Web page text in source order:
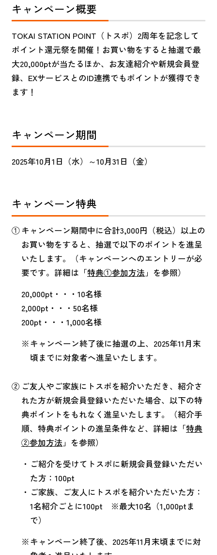
お知らせ一覧
個人情報のお取り扱いについて
お問い合わせ
キャンペーン概要
TOKAI STATION POINT（トスポ）2周年を記念して
ポイント還元祭を開催！お買い物をすると抽選で最
大20,000ptが当たるほか、お友達紹介や新規会員登
録、EXサービスとのID連携でもポイントが獲得でき
ます！
キャンペーン期間
2025年10月1日（水）～10月31日（金）
キャンペーン特典
キャンペーン期間中に合計3,000円（税込）以上の
お買い物をすると、抽選で以下のポイントを進呈
いたします。（キャンペーンへのエントリーが必
要です。詳細は「特典①参加方法 」を参照）
20,000pt・・・10名様
2,000pt・・・50名様
200pt・・・1,000名様
キャンペーン終了後に抽選の上、2025年11月末
頃までに対象者へ進呈いたします。
ご友人やご家族にトスポを紹介いただき、紹介さ
れた方が新規会員登録いただいた場合、以下の特
典ポイントをもれなく進呈いたします。（紹介手
順、特典ポイントの進呈条件など、詳細は「特典
②参加方法 」を参照）
ご紹介を受けてトスポに新規会員登録いただい
た方：100pt
ご家族、ご友人にトスポを紹介いただいた方：
1名紹介ごとに100pt ※最大10名（1,000ptま
で）
キャンペーン終了後、2025年11月末頃までに対